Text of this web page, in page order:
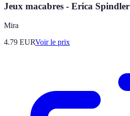
Jeux macabres - Erica Spindler
Mira
4.79 EURVoir le prix